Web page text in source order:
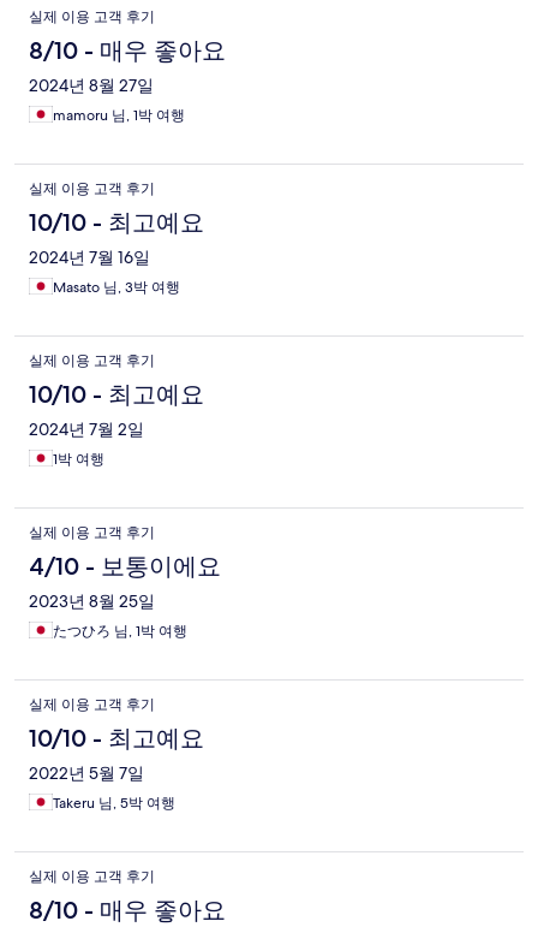
실제 이용 고객 후기
8/10 - 매우 좋아요
2024년 8월 27일
mamoru 님, 1박 여행
실제 이용 고객 후기
10/10 - 최고예요
2024년 7월 16일
Masato 님, 3박 여행
실제 이용 고객 후기
10/10 - 최고예요
2024년 7월 2일
1박 여행
실제 이용 고객 후기
4/10 - 보통이에요
2023년 8월 25일
たつひろ 님, 1박 여행
실제 이용 고객 후기
10/10 - 최고예요
2022년 5월 7일
Takeru 님, 5박 여행
실제 이용 고객 후기
8/10 - 매우 좋아요